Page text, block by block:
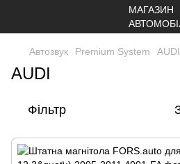
Автозвук Premium System AUDI
AUDI
Фільтр